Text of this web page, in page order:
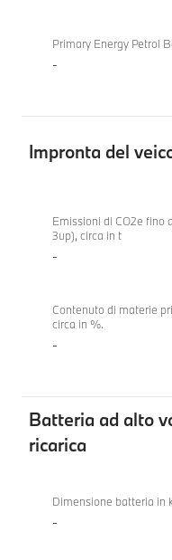
Primary Energy Petrol
-
Impronta del
veicolo
Emissioni di CO2e fino
3up), circa in t
-
Contenuto di materie
circa in %.
-
Batteria ad alto
ricarica
Dimensione batteria in
-